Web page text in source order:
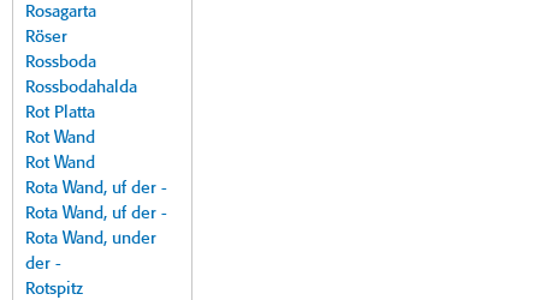
Rosagarta
Röser
Rossboda
Rossbodahalda
Rot Platta
Rot Wand
Rot Wand
Rota Wand, uf der -
Rota Wand, uf der -
Rota Wand, under
der -
Rotspitz